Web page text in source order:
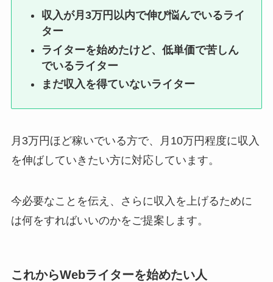
収入が月3万円以内で伸び悩んでいるライ
ター
ライターを始めたけど、低単価で苦しん
でいるライター
まだ収入を得ていないライター
月3万円ほど稼いでいる方で、月10万円程度に収入
を伸ばしていきたい方に対応しています。
今必要なことを伝え、さらに収入を上げるために
は何をすればいいのかをご提案します。
これからWebライターを始めたい人